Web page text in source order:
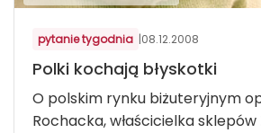
pytanie tygodnia |08.12.2008
Polki kochają błyskotki
O polskim rynku biżuteryjnym
Rochacka, właścicielka sklepów